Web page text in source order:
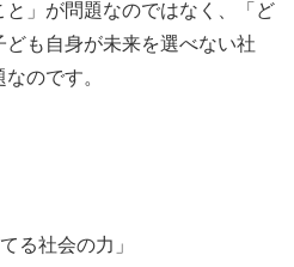
と」が問題なのではなく、「ど
も自身が未来を選べない社
のです。
る社会の力」